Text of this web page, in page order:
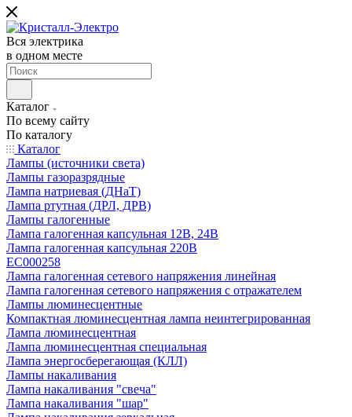
Вся электрика
в одном месте
Каталог
По всему сайту
По каталогу
Каталог
Лампы (источники света)
Лампы газоразрядные
Лампа натриевая (ДНаТ)
Лампа ртутная (ДРЛ, ДРВ)
Лампы галогенные
Лампа галогенная капсульная 12В, 24В
Лампа галогенная капсульная 220В
EC000258
Лампа галогенная сетевого напряжения линейная
Лампа галогенная сетевого напряжения с отражателем
Лампы люминесцентные
Компактная люминесцентная лампа неинтегрированная
Лампа люминесцентная
Лампа люминесцентная специальная
Лампа энергосберегающая (КЛЛ)
Лампы накаливания
Лампа накаливания "свеча"
Лампа накаливания "шар"